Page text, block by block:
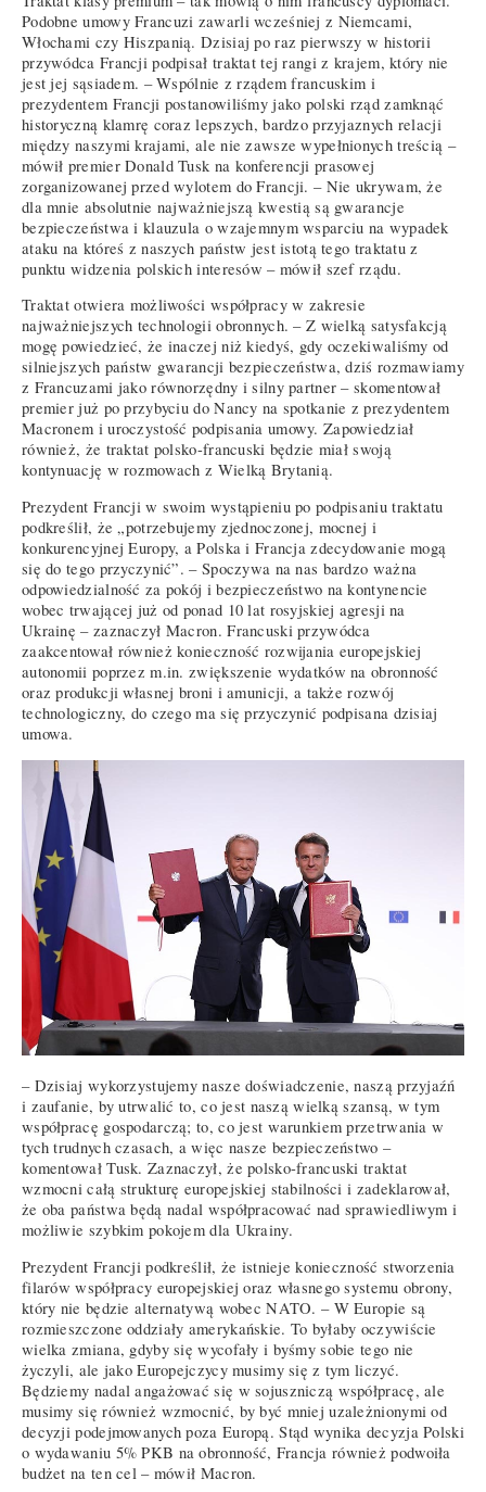
Podobne umowy Francuzi zawarli wcześniej z Niemcami,
Włochami czy Hiszpanią. Dzisiaj po raz pierwszy w historii
przywódca Francji podpisał traktat tej rangi z krajem, który nie
jest jej sąsiadem. – Wspólnie z rządem francuskim i
prezydentem Francji postanowiliśmy jako polski rząd zamknąć
historyczną klamrę coraz lepszych, bardzo przyjaznych relacji
między naszymi krajami, ale nie zawsze wypełnionych treścią –
mówił premier Donald Tusk na konferencji prasowej
zorganizowanej przed wylotem do Francji. – Nie ukrywam, że
dla mnie absolutnie najważniejszą kwestią są gwarancje
bezpieczeństwa i klauzula o wzajemnym wsparciu na wypadek
ataku na któreś z naszych państw jest istotą tego traktatu z
punktu widzenia polskich interesów – mówił szef rządu.
Traktat otwiera możliwości współpracy w zakresie
najważniejszych technologii obronnych. – Z wielką satysfakcją
mogę powiedzieć, że inaczej niż kiedyś, gdy oczekiwaliśmy od
silniejszych państw gwarancji bezpieczeństwa, dziś rozmawiamy
z Francuzami jako równorzędny i silny partner – skomentował
premier już po przybyciu do Nancy na spotkanie z prezydentem
Macronem i uroczystość podpisania umowy. Zapowiedział
również, że traktat polsko-francuski będzie miał swoją
kontynuację w rozmowach z Wielką Brytanią.
Prezydent Francji w swoim wystąpieniu po podpisaniu traktatu
podkreślił, że „potrzebujemy zjednoczonej, mocnej i
konkurencyjnej Europy, a Polska i Francja zdecydowanie mogą
się do tego przyczynić”. – Spoczywa na nas bardzo ważna
odpowiedzialność za pokój i bezpieczeństwo na kontynencie
wobec trwającej już od ponad 10 lat rosyjskiej agresji na
Ukrainę – zaznaczył Macron. Francuski przywódca
zaakcentował również konieczność rozwijania europejskiej
autonomii poprzez m.in. zwiększenie wydatków na obronność
oraz produkcji własnej broni i amunicji, a także rozwój
technologiczny, do czego ma się przyczynić podpisana dzisiaj
umowa.
– Dzisiaj wykorzystujemy nasze doświadczenie, naszą przyjaźń
i zaufanie, by utrwalić to, co jest naszą wielką szansą, w tym
współpracę gospodarczą; to, co jest warunkiem przetrwania w
tych trudnych czasach, a więc nasze bezpieczeństwo –
komentował Tusk. Zaznaczył, że polsko-francuski traktat
wzmocni całą strukturę europejskiej stabilności i zadeklarował,
że oba państwa będą nadal współpracować nad sprawiedliwym i
możliwie szybkim pokojem dla Ukrainy.
Prezydent Francji podkreślił, że istnieje konieczność stworzenia
filarów współpracy europejskiej oraz własnego systemu obrony,
który nie będzie alternatywą wobec NATO. – W Europie są
rozmieszczone oddziały amerykańskie. To byłaby oczywiście
wielka zmiana, gdyby się wycofały i byśmy sobie tego nie
życzyli, ale jako Europejczycy musimy się z tym liczyć.
Będziemy nadal angażować się w sojuszniczą współpracę, ale
musimy się również wzmocnić, by być mniej uzależnionymi od
decyzji podejmowanych poza Europą. Stąd wynika decyzja Polski
o wydawaniu 5% PKB na obronność, Francja również podwoiła
budżet na ten cel – mówił Macron.